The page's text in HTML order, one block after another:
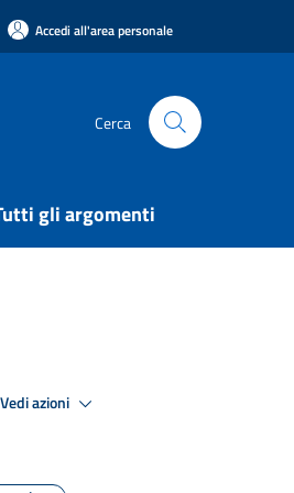
Accedi all'area personale
Cerca
gli argomenti
Vedi azioni